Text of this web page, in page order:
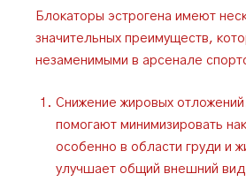
Блокаторы эстрогена имеют
значительных преимуществ,
незаменимыми в арсенале
Снижение жировых
помогают минимизировать
особенно в области груди и
улучшает общий внешний вид